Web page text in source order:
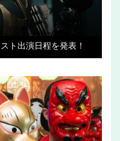
ト出演日程を発表！